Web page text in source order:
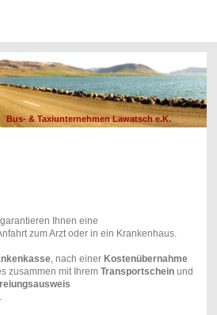
Bus- & Taxiunternehmen Lawatsch e.K.
garantieren Ihnen eine
zum Arzt oder in ein Krankenhaus.
, nach einer Kostenübernahme
zusammen mit Ihrem Transportschein und